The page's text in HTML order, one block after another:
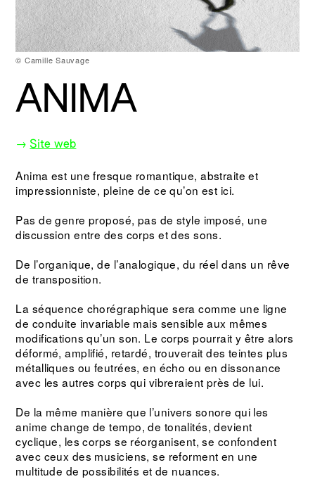
© Camille Sauvage
ANIMA
→ Site web
Anima est une fresque romantique, abstraite et
impressionniste, pleine de ce qu’on est ici.
Pas de genre proposé, pas de style imposé, une
discussion entre des corps et des sons.
De l’organique, de l’analogique, du réel dans un rêve
de transposition.
La séquence chorégraphique sera comme une ligne
de conduite invariable mais sensible aux mêmes
modifications qu’un son. Le corps pourrait y être alors
déformé, amplifié, retardé, trouverait des teintes plus
métalliques ou feutrées, en écho ou en dissonance
avec les autres corps qui vibreraient près de lui.
De la même manière que l’univers sonore qui les
anime change de tempo, de tonalités, devient
cyclique, les corps se réorganisent, se confondent
avec ceux des musiciens, se reforment en une
multitude de possibilités et de nuances.